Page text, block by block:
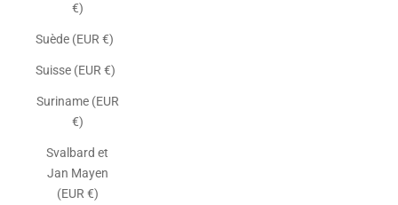
€)
Suède (EUR €)
Suisse (EUR €)
Suriname (EUR
€)
Svalbard et
Jan Mayen
(EUR €)